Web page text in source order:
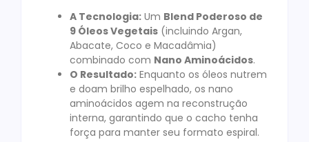
A Tecnologia: Um Blend Poderoso de
9 Óleos Vegetais (incluindo Argan,
Abacate, Coco e Macadâmia)
combinado com Nano Aminoácidos.
O Resultado: Enquanto os óleos nutrem
e doam brilho espelhado, os nano
aminoácidos agem na reconstrução
interna, garantindo que o cacho tenha
força para manter seu formato espiral.